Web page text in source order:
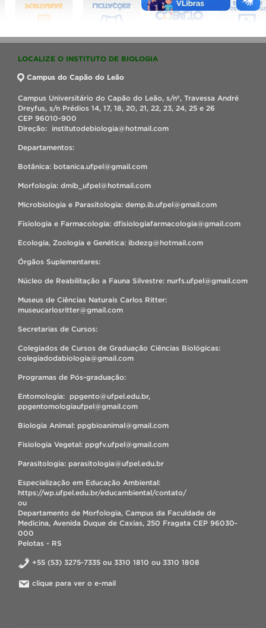
LOCALIZE O INSTITUTO DE BIOLOGIA
Campus do Capão do Leão
Campus Universitário do Capão do Leão, s/nº, Travessa André
Dreyfus, s/n Prédios 14, 17, 18, 20, 21, 22, 23, 24, 25 e 26
CEP 96010-900
Direção: institutodebiologia@hotmail.com
Departamentos:
Botânica: botanica.ufpel@gmail.com
Morfologia: dmib_ufpel@hotmail.com
Microbiologia e Parasitologia: demp.ib.ufpel@gmail.com
Fisiologia e Farmacologia: dfisiologiafarmacologia@gmail.com
Ecologia, Zoologia e Genética: ibdezg@hotmail.com
Órgãos Suplementares:
Núcleo de Reabilitação a Fauna Silvestre: nurfs.ufpel@gmail.com
Museus de Ciências Naturais Carlos Ritter:
museucarlosritter@gmail.com
Secretarias de Cursos:
Colegiados de Cursos de Graduação Ciências Biológicas:
colegiadodabiologia@gmail.com
Programas de Pós-graduação:
Entomologia: ppgento@ufpel.edu.br,
ppgentomologiaufpel@gmail.com
Biologia Animal: ppgbioanimal@gmail.com
Fisiologia Vegetal: ppgfv.ufpel@gmail.com
Parasitologia: parasitologia@ufpel.edu.br
Especialização em Educação Ambiental:
https://wp.ufpel.edu.br/educambiental/contato/
ou
Departamento de Morfologia, Campus da Faculdade de
Medicina, Avenida Duque de Caxias, 250 Fragata CEP 96030-
000
Pelotas - RS
+55 (53) 3275-7335 ou 3310 1810 ou 3310 1808
clique para ver o e-mail